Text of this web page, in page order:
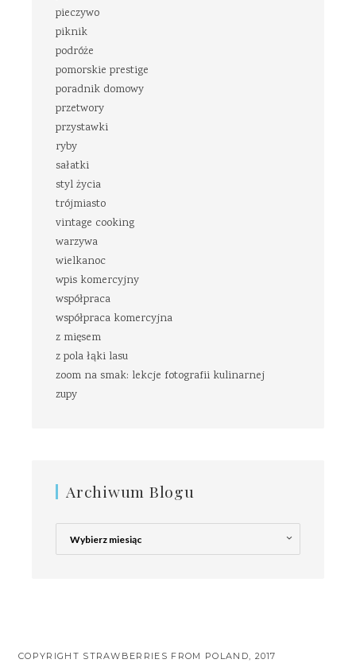
pieczywo
piknik
podróże
pomorskie prestige
poradnik domowy
przetwory
przystawki
ryby
sałatki
styl życia
trójmiasto
vintage cooking
warzywa
wielkanoc
wpis komercyjny
współpraca
współpraca komercyjna
z mięsem
z pola łąki lasu
zoom na smak: lekcje fotografii kulinarnej
zupy
Archiwum Blogu
Archiwum
Blogu
COPYRIGHT STRAWBERRIES FROM POLAND, 2017